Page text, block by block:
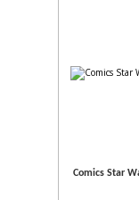
Comics Star